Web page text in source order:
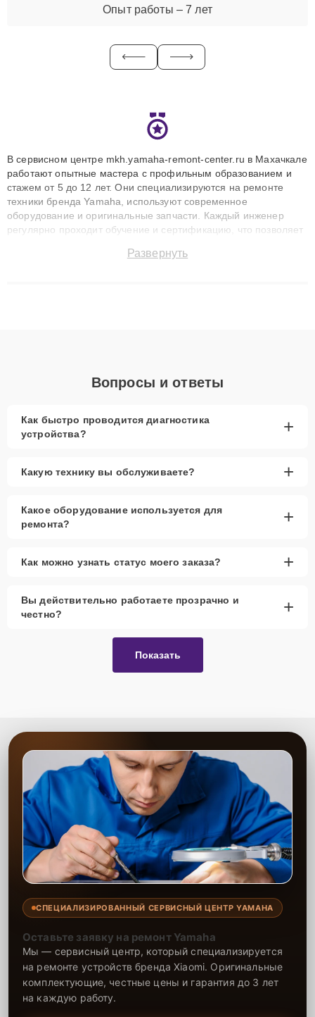
Опыт работы – 7 лет
В сервисном центре mkh.yamaha-remont-center.ru в Махачкале
работают опытные мастера с профильным образованием и
стажем от 5 до 12 лет. Они специализируются на ремонте
техники бренда Yamaha, используют современное
оборудование и оригинальные запчасти. Каждый инженер
регулярно проходит обучение и сертификацию, что позволяет
технику с сохранением гарантии до 3 лет. Наши мастера
Развернуть
Вопросы и ответы
Как быстро проводится диагностика
устройства?
+
Какую технику вы обслуживаете? +
Какое оборудование используется для
ремонта?
+
Как можно узнать статус моего заказа? +
Вы действительно работаете прозрачно и
честно?
+
Показать
СПЕЦИАЛИЗИРОВАННЫЙ СЕРВИСНЫЙ ЦЕНТР YAMAHA
Оставьте заявку на ремонт Yamaha
Мы — сервисный центр, который специализируется
на ремонте устройств бренда Xiaomi. Оригинальные
комплектующие, честные цены и гарантия до 3 лет
на каждую работу.